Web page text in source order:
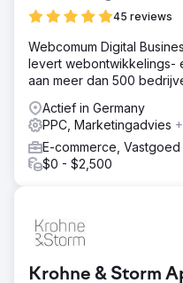
45 reviews
Webcomum Digital
levert webontwikkelings-
aan meer dan 500
Actief in Germany
PPC, Marketingadvies
E-commerce, Vastgoed
$0 - $2,500
Krohne & Storm